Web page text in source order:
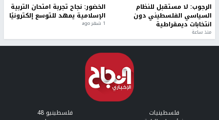
الرجوب: لا مستقبل للنظام
السياسي الفلسطيني دون
انتخابات ديمقراطية
منذ ساعة
الخضور: نجاح تجربة امتحان التربية
الإسلامية يمهد للتوسع إلكترونيًا
1 شهر ago
فلسطينيات فلسطينيو 48